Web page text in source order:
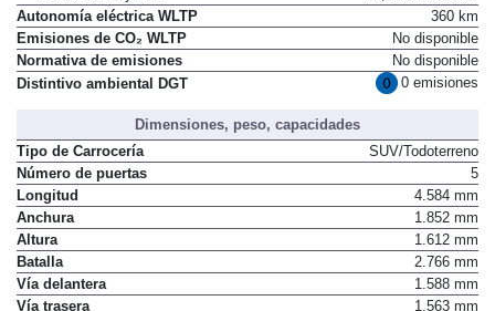
Velocidad muy alta
21,9 kWh/100 km
Autonomía eléctrica WLTP
360 km
Emisiones de CO₂ WLTP
No disponible
Normativa de emisiones
No disponible
Dimensiones, peso, capacidades
Tipo de Carrocería
SUV/Todoterreno
Número de puertas
5
Longitud
4.584 mm
Anchura
1.852 mm
Altura
1.612 mm
Batalla
2.766 mm
Vía delantera
1.588 mm